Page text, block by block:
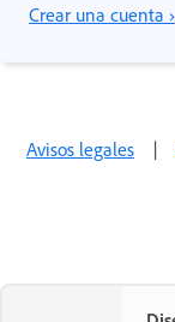
Crear una cuenta ›
Avisos legales |